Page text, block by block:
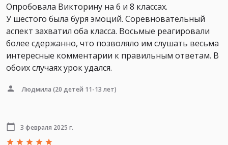
Опробовала Викторину на 6 и 8 классах.
У шестого была буря эмоций. Соревновательный
аспект захватил оба класса. Восьмые реагировали
более сдержанно, что позволяло им слушать весьма
интересные комментарии к правильным ответам. В
обоих случаях урок удался.
Людмила (20 детей 11-13 лет)
3 февраля 2025 г.